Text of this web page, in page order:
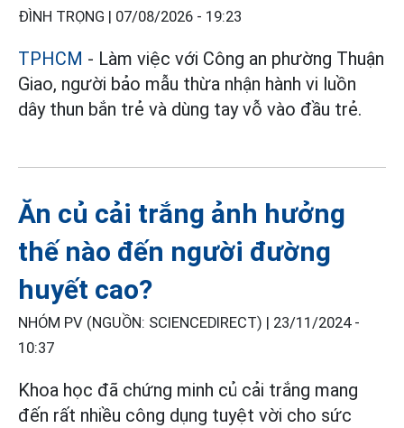
ĐÌNH TRỌNG | 07/08/2026 - 19:23
TPHCM - Làm việc với Công an phường Thuận
Giao, người bảo mẫu thừa nhận hành vi luồn
dây thun bắn trẻ và dùng tay vỗ vào đầu trẻ.
Ăn củ cải trắng ảnh hưởng
thế nào đến người đường
huyết cao?
NHÓM PV (NGUỒN: SCIENCEDIRECT) | 23/11/2024 -
10:37
Khoa học đã chứng minh củ cải trắng mang
đến rất nhiều công dụng tuyệt vời cho sức